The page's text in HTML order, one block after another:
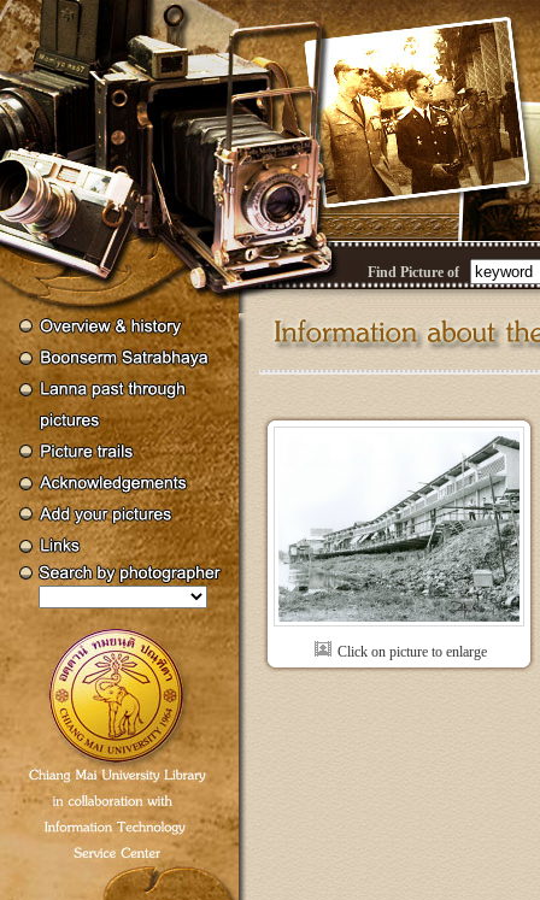
Find Picture of
Click on picture to enlarge